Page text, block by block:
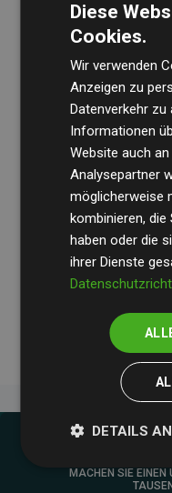
Die
regelmäßig unsere
Transparenz und
Ihre Prüfungen
Klimaschutzprojekte
geschätzten CO₂-
Websites
messbare
MACHEN SIE
Diese
Cookies.
Wir verwenden
Anzeigen zu
Datenverkehr zu
Informationen
Website auch
Analysepartner
möglicherweise
kombinieren,
haben oder die
ihrer Dienste
DETAILS